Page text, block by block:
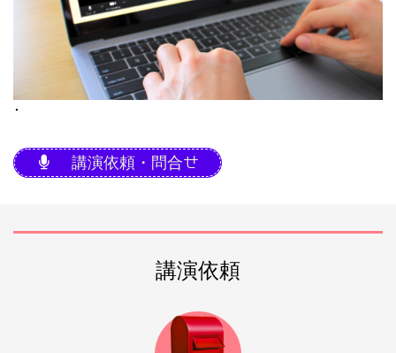
･
講演依頼・問合せ
講演依頼